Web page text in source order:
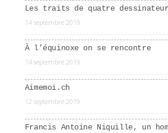
Les traits de quatre
14 septembre 2019
À l’équinoxe on se rencontre
14 septembre 2019
Aimemoi.ch
12 septembre 2019
Francis Antoine Niquille, un